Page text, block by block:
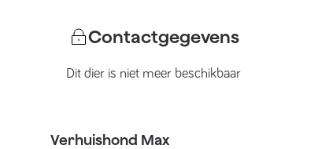
Contactgegevens
Dit dier is niet meer beschikbaar
Verhuishond Max